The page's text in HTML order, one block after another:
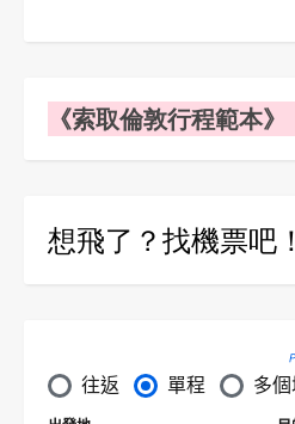
《索取倫敦行程範本》
想飛了？找機票吧！